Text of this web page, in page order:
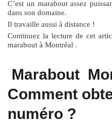
C’est un marabout assez
dans son domaine.
Il travaille aussi à distance !
Continuez la lecture de cet
marabout à Montréal .
Marabout
Comment
numéro ?